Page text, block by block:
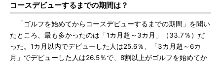
コースデビューするまでの期間は？
「ゴルフを始めてからコースデビューするまでの期間」を聞い
たところ、最も多かったのは「1カ月超～3カ月」（33.7％）だ
った。1カ月以内でデビューした人は25.6％、「3カ月超～6カ
月」でデビューした人は26.5％で、8割以上がゴルフを始めてか